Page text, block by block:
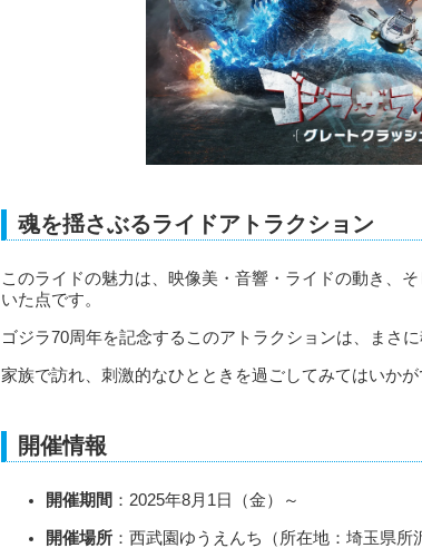
魂を揺さぶるライドアトラクション
このライドの魅力は、映像美・音響・ライドの動き、
いた点です。
ゴジラ70周年を記念するこのアトラクションは、まさに
家族で訪れ、刺激的なひとときを過ごしてみてはいかが
開催情報
開催期間 ：2025年8月1日（金）～
開催場所 ：西武園ゆうえんち（所在地：埼玉県所